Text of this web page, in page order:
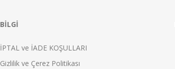
BILGI
İPTAL ve İADE KOŞULLARI
Gizlilik ve Çerez Politikası